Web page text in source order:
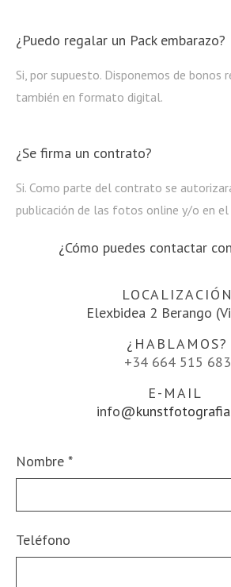
¿Puedo regalar un Pack embarazo?
Si, por supuesto. Disponemos de bonos
también en formato digital.
¿Se firma un contrato?
Si. Como parte del contrato se
publicación de las fotos online y/o en el
¿Cómo puedes contactar
LOCALIZACIÓN
Elexbidea 2 Berango
¿HABLAMOS?
+34 664 515 683
E-MAIL
info
Nombre *
Teléfono